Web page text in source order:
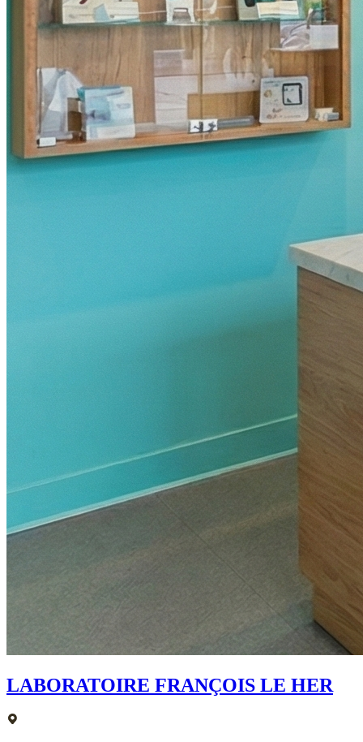
LABORATOIRE FRANÇOIS LE HER